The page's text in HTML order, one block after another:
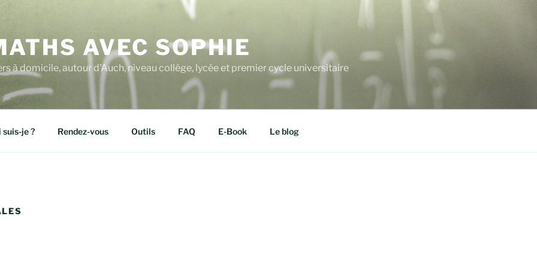
AVEC SOPHIE
à domicile, autour d'Auch, niveau collège, lycée et premier cycle universitaire
suis-je ? Rendez-vous Outils FAQ E-Book Le blog